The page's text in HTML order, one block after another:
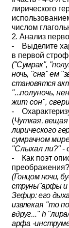
лирического
числом
2. Анализ
- Выделите
в пер­вой
("Сумрак",
ночь, "сна" ем
становятся
"...полуночь,
жит сон",
-
(Чуткая,
лирического
сумрачном
"Слыхал ли?" -
-
Как поэт
преображения?
(Гонцом ночи,
струны"арфы и
Зефир: его
извлекая "то
вдруг..."h
арфа -